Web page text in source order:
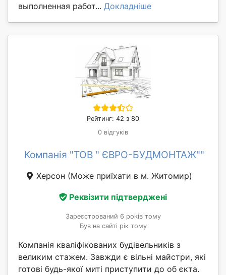
выполненная работ... Докладніше
Рейтинг: 42 з 80
0 відгуків
Компанія "ТОВ " ЄВРО-БУДМОНТАЖ""
Херсон (Може приїхати в м. Житомир)
Реквізити підтверджені
Зареєстрований 6 років тому
Був на сайті рік тому
Компанія кваліфікованих будівельників з
великим стажем. Завжди є вільні майстри, які
готові будь-якої миті приступити до об єкта.